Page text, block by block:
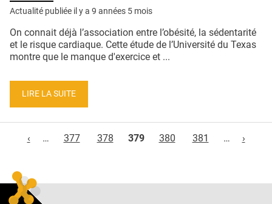
Actualité publiée il y a 9 années 5 mois
On connait déjà l’association entre l’obésité, la sédentarité
et le risque cardiaque. Cette étude de l’Université du Texas
montre que le manque d'exercice et ...
LIRE LA SUITE
‹
… 377 378 379 380 381 … ›